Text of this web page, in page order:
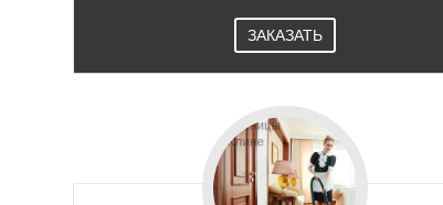
Лосино-
ЗАКАЗАТЬ